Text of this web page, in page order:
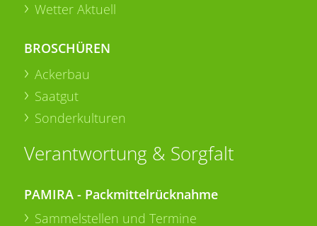
Wetter Aktuell
BROSCHÜREN
Ackerbau
Saatgut
Sonderkulturen
Verantwortung & Sorgfalt
PAMIRA - Packmittelrücknahme
Sammelstellen und Termine